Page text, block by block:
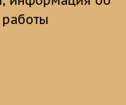
работы